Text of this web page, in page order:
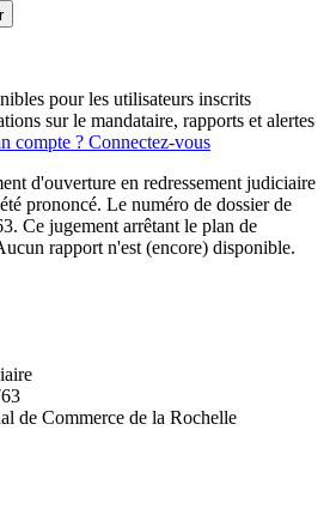
pour les utilisateurs inscrits
sur le mandataire, rapports et alertes
compte ? Connectez-vous
d'ouverture en redressement judiciaire
prononcé. Le numéro de dossier de
Ce jugement arrêtant le plan de
rapport n'est (encore) disponible.
de Commerce de la Rochelle